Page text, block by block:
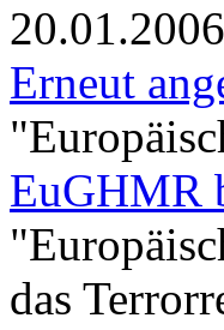
20.01.2006
Erneut
EuGHMR
das